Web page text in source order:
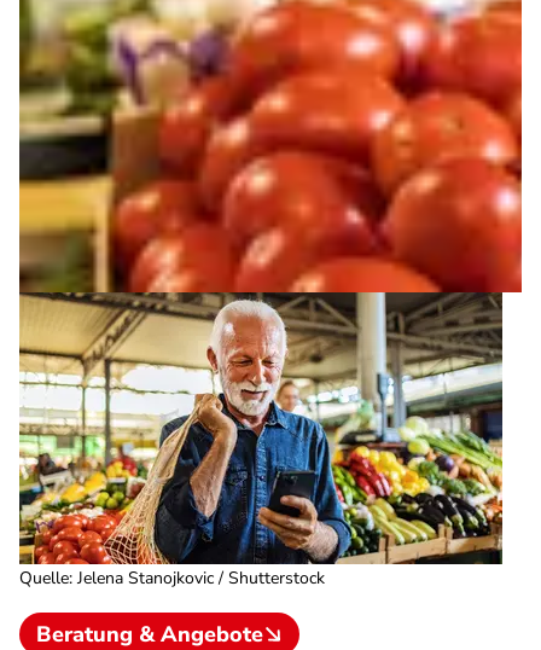
Quelle: Jelena Stanojkovic / Shutterstock
Beratung & Angebote